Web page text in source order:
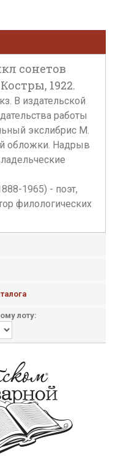
сонетов
1922.
В издательской
работы
экслибрис М.
обложки. Надрыв
1965) - поэт,
филологических
лоту: